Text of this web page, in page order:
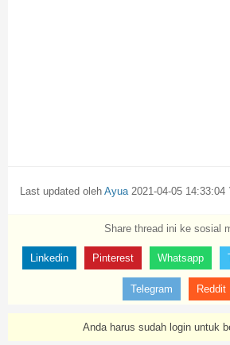
Last updated oleh Ayua 2021-04-05 14:33:04
Share thread ini ke sosial
Whatsapp
Pinterest
Linkedin
Reddit
Telegram
Anda harus sudah login untuk